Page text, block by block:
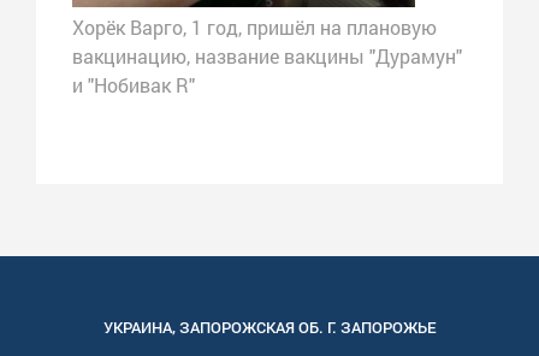
Хорëк Варго, 1 год, пришёл на плановую
вакцинацию, название вакцины "Дурамун"
и "Нобивак R"
УКРАИНА,ЗАПОРОЖСКАЯОБ. Г. ЗАПОРОЖЬЕ